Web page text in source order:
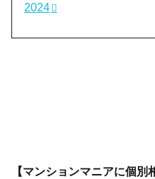
2024
【マンションマニアに個別